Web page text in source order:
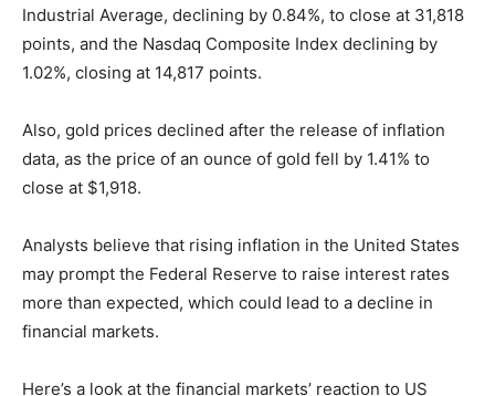
Industrial Average, declining by 0.84%, to close at 31,818
points, and the Nasdaq Composite Index declining by
1.02%, closing at 14,817 points.
Also, gold prices declined after the release of inflation
data, as the price of an ounce of gold fell by 1.41% to
close at $1,918.
Analysts believe that rising inflation in the United States
may prompt the Federal Reserve to raise interest rates
more than expected, which could lead to a decline in
financial markets.
Here’s a look at the financial markets’ reaction to US